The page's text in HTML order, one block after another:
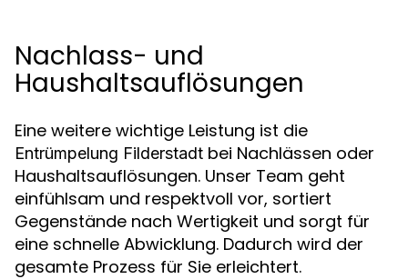
Nachlass- und
Haushaltsauflösungen
Eine weitere wichtige Leistung ist die
Entrümpelung Filderstadt bei Nachlässen oder
Haushaltsauflösungen. Unser Team geht
einfühlsam und respektvoll vor, sortiert
Gegenstände nach Wertigkeit und sorgt für
eine schnelle Abwicklung. Dadurch wird der
gesamte Prozess für Sie erleichtert.